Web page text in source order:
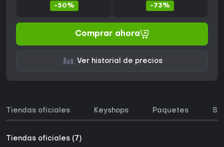
-50% -73%
Comprar ahora
Ver historial de precios
Tiendas oficiales Keyshops Paquetes
Tiendas oficiales (7)